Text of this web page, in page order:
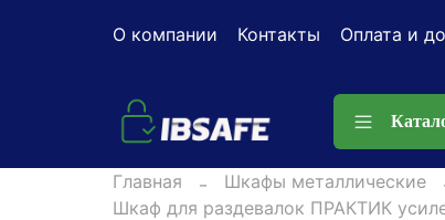
О компании Контакты Оплата и
Главная Шкафы металлические
Шкаф для раздевалок ПРАКТИК